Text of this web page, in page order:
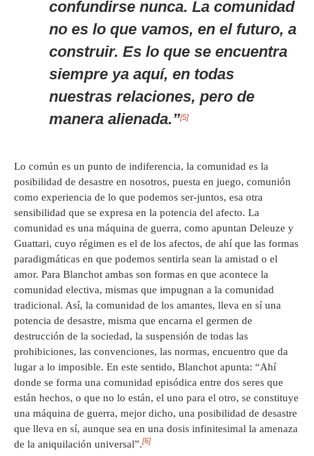
confundirse nunca. La comunidad
no es lo que vamos, en el futuro, a
construir. Es lo que se encuentra
siempre ya aquí, en todas
nuestras relaciones, pero de
manera alienada.”[5]
Lo común es un punto de indiferencia, la comunidad es la
posibilidad de desastre en nosotros, puesta en juego, comunión
como experiencia de lo que podemos ser-juntos, esa otra
sensibilidad que se expresa en la potencia del afecto. La
comunidad es una máquina de guerra, como apuntan Deleuze y
Guattari, cuyo régimen es el de los afectos, de ahí que las formas
paradigmáticas en que podemos sentirla sean la amistad o el
amor. Para Blanchot ambas son formas en que acontece la
comunidad electiva, mismas que impugnan a la comunidad
tradicional. Así, la comunidad de los amantes, lleva en sí una
potencia de desastre, misma que encarna el germen de
destrucción de la sociedad, la suspensión de todas las
prohibiciones, las convenciones, las normas, encuentro que da
lugar a lo imposible. En este sentido, Blanchot apunta: “Ahí
donde se forma una comunidad episódica entre dos seres que
están hechos, o que no lo están, el uno para el otro, se constituye
una máquina de guerra, mejor dicho, una posibilidad de desastre
que lleva en sí, aunque sea en una dosis infinitesimal la amenaza
de la aniquilación universal”.[6]